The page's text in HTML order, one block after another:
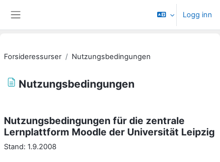
Logg inn
Forsideressurser Nutzungsbedingungen
Nutzungsbedingungen
Nutzungsbedingungen für die zentrale
Lernplattform Moodle der Universität Leipzig
Stand: 1.9.2008